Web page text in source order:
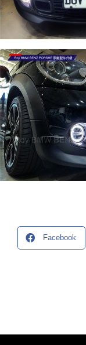
Facebook